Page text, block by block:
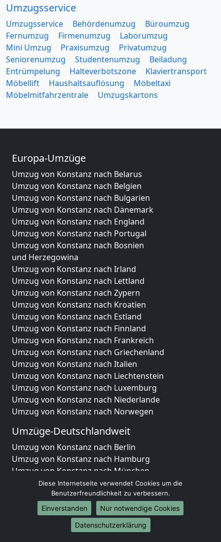
Umzugsservice
Umzugsservice Behördenumzug
Büroumzug
Fernumzug
Firmenumzug
Laborumzug
Mini Umzug
Praxisumzug
Privatumzug
Seniorenumzug
Studentenumzug
Beiladung
Entrümpelung
Halteverbotszone
Klaviertransport
Möbellift
Haushaltsauflösung
Möbeltaxi
Möbelmitfahrzentrale
Umzugskartons
Europa-Umzüge
Umzug von Konstanz nach Belarus
Umzug von Konstanz nach Belgien
Umzug von Konstanz nach Bulgarien
Umzug von Konstanz nach Dänemark
Umzug von Konstanz nach England
Umzug von Konstanz nach Portugal
Umzug von Konstanz nach Bosnien
und Herzegowina
Umzug von Konstanz nach Irland
Umzug von Konstanz nach Lettland
Umzug von Konstanz nach Zypern
Umzug von Konstanz nach Kroatien
Umzug von Konstanz nach Estland
Umzug von Konstanz nach Finnland
Umzug von Konstanz nach Frankreich
Umzug von Konstanz nach Griechenland
Umzug von Konstanz nach Italien
Umzug von Konstanz nach Liechtenstein
Umzug von Konstanz nach Luxemburg
Umzug von Konstanz nach Niederlande
Umzug von Konstanz nach Norwegen
Umzüge-Deutschlandweit
Umzug von Konstanz nach Berlin
Umzug von Konstanz nach Hamburg
Umzug von Konstanz nach München
Umzug von Konstanz nach Köln
Umzug von Konstanz nach Frankfurt am Main
Umzug von Konstanz nach Stuttgart
Umzug von Konstanz nach Düsseldorf
Umzug von Konstanz nach Leipzig
Diese Internetseite verwendet Cookies um die
Benutzerfreundlichkeit zu verbessern.
Einverstanden
Nur notwendige Cookies
Datenschutzerklärung